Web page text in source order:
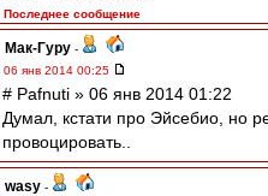
Последнее сообщение
Мак-Гуру -
06 янв 2014 00:25
# Pafnuti » 06 янв 2014 01:22
Думал, кстати про Эйсебио, но
провоцировать..
wasy -